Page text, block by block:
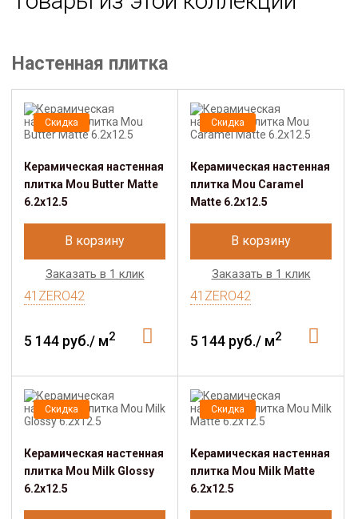
Настенная плитка
Скидка
Керамическая настенная
плитка Mou Butter Matte
6.2x12.5
В корзину
Заказать в 1 клик
41ZERO42
5 144 руб./ м2
Скидка
Керамическая настенная
плитка Mou Caramel
Matte 6.2x12.5
В корзину
Заказать в 1 клик
41ZERO42
5 144 руб./ м2
Скидка
Керамическая настенная
плитка Mou Milk Glossy
6.2x12.5
Скидка
Керамическая настенная
плитка Mou Milk Matte
6.2x12.5